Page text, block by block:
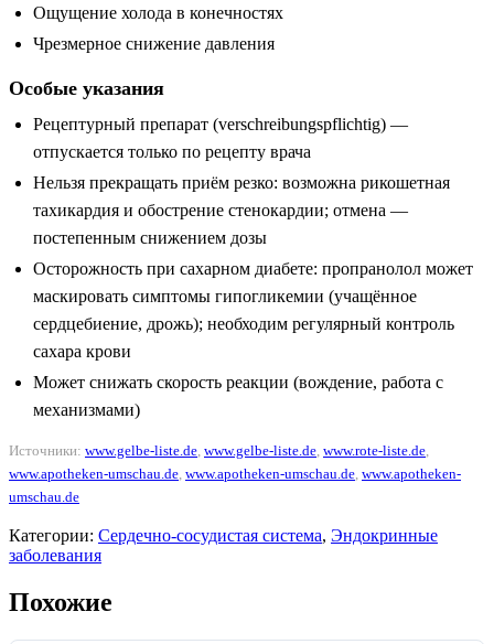
Ощущение холода в конечностях
Чрезмерное снижение давления
Особые указания
Рецептурный препарат (verschreibungspflichtig) —
отпускается только по рецепту врача
Нельзя прекращать приём резко: возможна рикошетная
тахикардия и обострение стенокардии; отмена —
постепенным снижением дозы
Осторожность при сахарном диабете: пропранолол может
маскировать симптомы гипогликемии (учащённое
сердцебиение, дрожь); необходим регулярный контроль
сахара крови
Может снижать скорость реакции (вождение, работа с
механизмами)
Источники: www.gelbe-liste.de, www.gelbe-liste.de, www.rote-liste.de,
www.apotheken-umschau.de, www.apotheken-umschau.de, www.apotheken-
umschau.de
Категории: Сердечно-сосудистая система, Эндокринные
заболевания
Похожие